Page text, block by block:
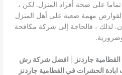
على صحة أفراد المنزل. لكن ،
مهمة صعبة على أهل المنزل
لذلك ، فالحاجة إلى شركة مكافحة
جاردنز
افضل شركة رش
الحشرات في القطامية جاردنز